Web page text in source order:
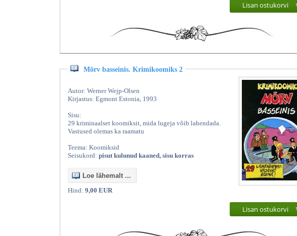
Lisan ostukorvi
Mõrv basseinis. Krimikoomiks 2
Autor: Werner Wejp-Olsen
Kirjastus: Egmont Estonia, 1993
Sisu:
29 kriminaalset koomiksit, mida lugeja võib lahendada.
Vastused olemas ka raamatu
Teema: Koomiksid
Seisukord: pisut kulunud kaaned, sisu korras
Loe lähemalt ...
Hind: 9,00 EUR
Lisan ostukorvi